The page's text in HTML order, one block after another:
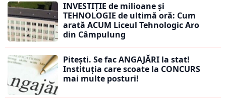
INVESTIȚIE de milioane și
TEHNOLOGIE de ultimă oră: Cum
arată ACUM Liceul Tehnologic Aro
din Câmpulung
Pitești. Se fac ANGAJĂRI la stat!
Instituția care scoate la CONCURS
mai multe posturi!